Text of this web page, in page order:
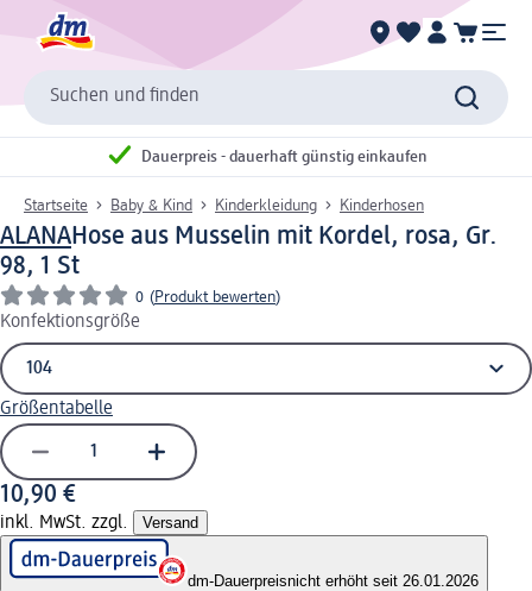
Suchen und finden
Dauerpreis - dauerhaft günstig einkaufen
Startseite Baby & Kind Kinderkleidung Kinderhosen
ALANAHose aus Musselin mit Kordel, rosa, Gr.
98, 1 St
0 (Produkt bewerten)
Konfektionsgröße
Größentabelle
10,90 €
inkl. MwSt. zzgl. Versand
dm-Dauerpreisnicht erhöht seit 26.01.2026